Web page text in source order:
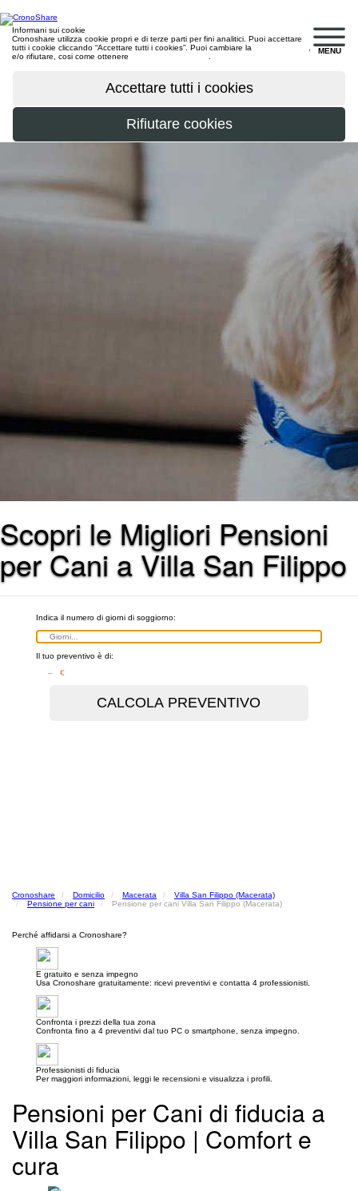
MENU
Informani sui cookie
Cronoshare utilizza cookie propri e di terze parti per fini analitici. Puoi accettare
tutti i cookie cliccando “Accettare tutti i cookies”. Puoi cambiare la
e/o rifiutare, cosi come ottenere
Scopri le Migliori Pensioni
per Cani a Villa San Filippo
Indica il numero di giorni di soggiorno:
Il tuo preventivo è di:
– €
Cronoshare Domicilio Macerata
Villa San Filippo (Macerata)
Pensione per cani
Pensione per cani Villa San Filippo (Macerata)
Perché affidarsi a Cronoshare?
E gratuito e senza impegno
Usa Cronoshare gratuitamente: ricevi preventivi e contatta 4 professionisti.
Confronta i prezzi della tua zona
Confronta fino a 4 preventivi dal tuo PC o smartphone, senza impegno.
Professionisti di fiducia
Per maggiori informazioni, leggi le recensioni e visualizza i profili.
Pensioni per Cani di fiducia a
Villa San Filippo | Comfort e
cura